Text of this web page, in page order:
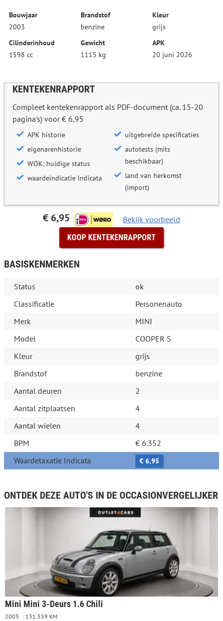
Bouwjaar
2003
Brandstof
benzine
Kleur
grijs
Cilinderinhoud
1598 cc
Gewicht
1115 kg
APK
20 juni 2026
KENTEKENRAPPORT
Compleet kentekenrapport als PDF-document (ca. 15-20
pagina's) voor € 6,95
APK historie
eigenarenhistorie
WOK: huidige status
waardeindicatie Indicata
uitgebreide specificaties
autotests (mits
beschikbaar)
land van herkomst
(import)
€ 6,95 Bekijk voorbeeld
KOOP KENTEKENRAPPORT
BASISKENMERKEN
Status
ok
Classificatie
Personenauto
Merk
MINI
Model
COOPER S
Kleur
grijs
Brandstof
benzine
Aantal deuren
2
Aantal zitplaatsen
4
Aantal wielen
4
BPM
€ 6.352
Waardetaxatie Indicata
€ 6,95
ONTDEK DEZE AUTO'S IN DE OCCASIONVERGELIJKER
Mini Mini 3-Deurs 1.6 Chili
2003 131.559 KM